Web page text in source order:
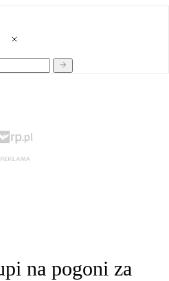
na pogoni za